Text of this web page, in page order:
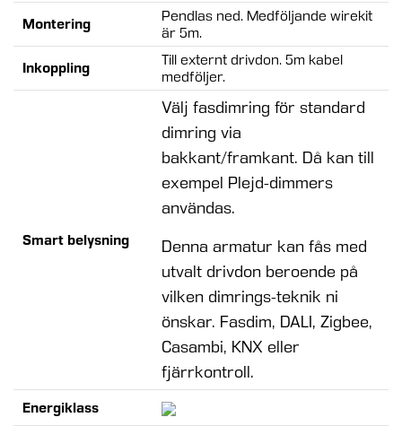
Montering
Pendlas ned. Medföljande wirekit
är 5m.
Inkoppling
Till externt drivdon. 5m kabel
medföljer.
Smart belysning
Välj fasdimring för standard
dimring via
bakkant/framkant. Då kan till
exempel Plejd-dimmers
användas.
Denna armatur kan fås med
utvalt drivdon beroende på
vilken dimrings-teknik ni
önskar. Fasdim, DALI, Zigbee,
Casambi, KNX eller
fjärrkontroll.
Energiklass